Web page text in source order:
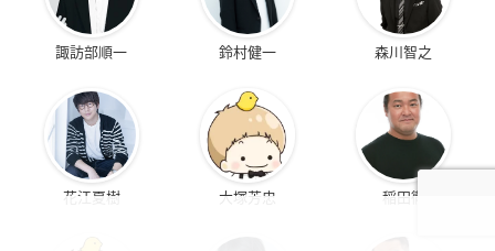
諏訪部順一 鈴村健一 森川智之
花江夏樹 大塚芳忠 稲田徹